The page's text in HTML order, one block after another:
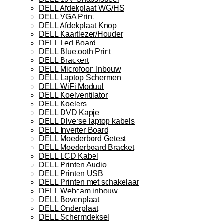
DELL Afdekplaat WG/HS
DELL VGA Print
DELL Afdekplaat Knop
DELL Kaartlezer/Houder
DELL Led Board
DELL Bluetooth Print
DELL Brackert
DELL Microfoon Inbouw
DELL Laptop Schermen
DELL WiFi Moduul
DELL Koelventilator
DELL Koelers
DELL DVD Kapje
DELL Diverse laptop kabels
DELL Inverter Board
DELL Moederbord Getest
DELL Moederboard Bracket
DELL LCD Kabel
DELL Printen Audio
DELL Printen USB
DELL Printen met schakelaar
DELL Webcam inbouw
DELL Bovenplaat
DELL Onderplaat
DELL Schermdeksel